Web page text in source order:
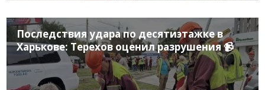
Последствия удара по десятиэтажке в
Харькове: Терехов оценил разрушения 📹